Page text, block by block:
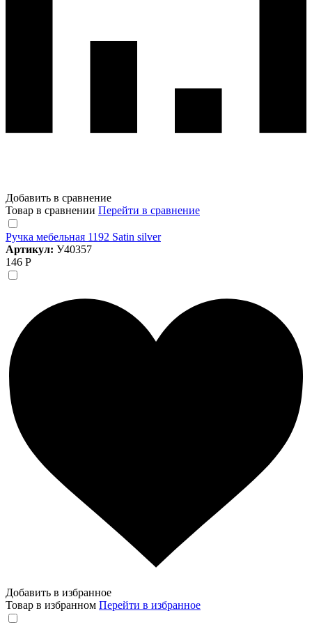
Добавить в сравнение
Товар в сравнении Перейти в сравнение
Ручка мебельная 1192 Satin silver
Артикул: У40357
146 Р
Добавить в избранное
Товар в избранном Перейти в избранное